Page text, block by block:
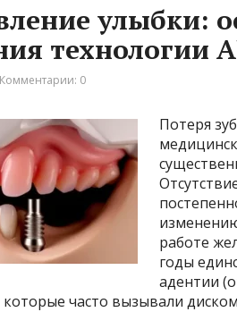
улыбки:
технологии
Комментарии: 0
Потеря
работе
годы
адентии
часто вызывали